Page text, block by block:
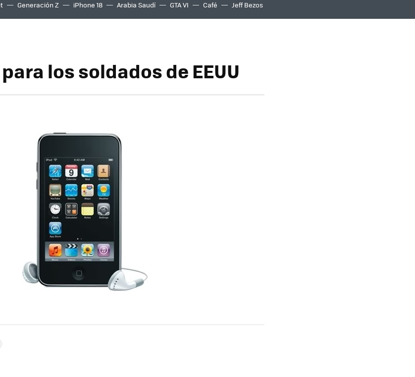
Generación Z iPhone 18 Arabia Saudí GTA VI Café Jeff Bezos
los soldados de EEUU